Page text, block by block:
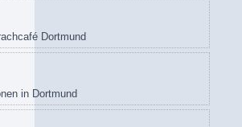
Dortmund
in Dortmund